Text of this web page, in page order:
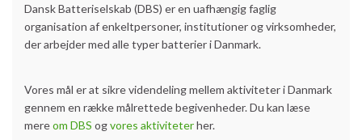
Dansk Batteriselskab (DBS) er en uafhængig faglig
organisation af enkeltpersoner, institutioner og virksomheder,
der arbejder med alle typer batterier i Danmark.
Vores mål er at sikre videndeling mellem aktiviteter i Danmark
gennem en række målrettede begivenheder. Du kan læse
mereom DBS ogvores aktiviteterher.